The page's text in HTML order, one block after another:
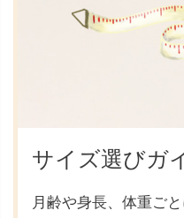
サイズ選びガ
月齢や身長、体重ご